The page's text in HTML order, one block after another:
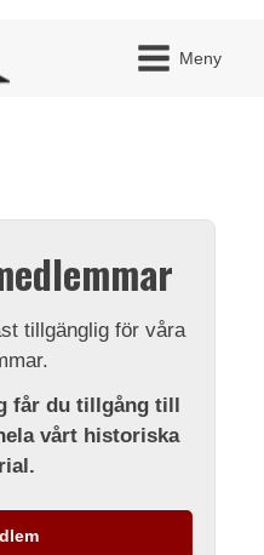
Meny
tillgänglig för våra
får du tillgång till
vårt historiska